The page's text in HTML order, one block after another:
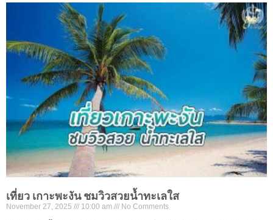
เที่ยว เกาะพะงัน ชมวิวสวยน้ำทะเลใส
November 27, 2025 10:00 am No Comments